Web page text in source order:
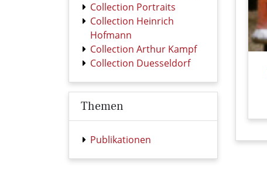
Collection Portraits
Collection Heinrich
Hofmann
Collection Arthur Kampf
Collection Duesseldorf
Themen
Publikationen